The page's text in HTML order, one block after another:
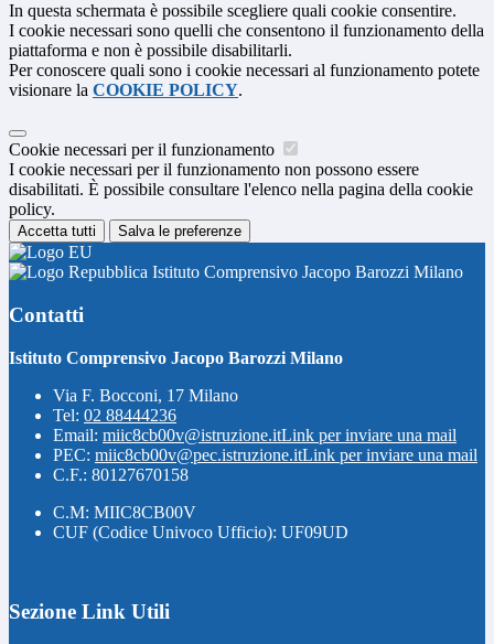
In questa schermata è possibile scegliere quali cookie consentire.
I cookie necessari sono quelli che consentono il funzionamento della
piattaforma e non è possibile disabilitarli.
Per conoscere quali sono i cookie necessari al funzionamento potete
visionare la COOKIE POLICY.
Cookie necessari per il funzionamento
I cookie necessari per il funzionamento non possono essere
disabilitati. È possibile consultare l'elenco nella pagina della cookie
policy.
Accetta tutti Salva le preferenze
Istituto Comprensivo Jacopo Barozzi Milano
Contatti
Istituto Comprensivo Jacopo Barozzi Milano
Via F. Bocconi, 17 Milano
Tel: 02 88444236
Email: miic8cb00v@istruzione.itLink per inviare una mail
PEC: miic8cb00v@pec.istruzione.itLink per inviare una mail
C.F.: 80127670158
C.M: MIIC8CB00V
CUF (Codice Univoco Ufficio): UF09UD
Sezione Link Utili